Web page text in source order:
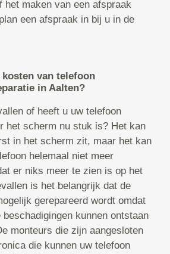
het maken van een afspraak
een afspraak in bij u in de
van telefoon
in Aalten?
of heeft u uw telefoon
het scherm nu stuk is? Het kan
in het scherm zit, maar het kan
helemaal niet meer
er niks meer te zien is op het
is het belangrijk dat de
gerepareerd wordt omdat
kunnen ontstaan
monteurs die zijn aangesloten
die kunnen uw telefoon